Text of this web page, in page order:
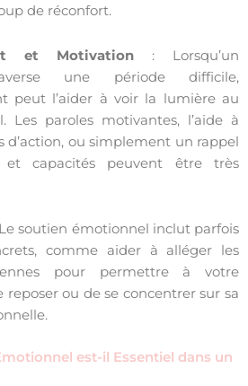
de réconfort.
et Motivation: Lorsqu’un
une période difficile,
peut l’aider à voir la lumière au
Les paroles motivantes, l’aide à
d’action, ou simplement un rappel
capacités peuvent être très
soutien émotionnel inclut parfois
comme aider à alléger les
pour permettre à votre
reposer ou de se concentrer sur sa
est-il Essentiel dans un